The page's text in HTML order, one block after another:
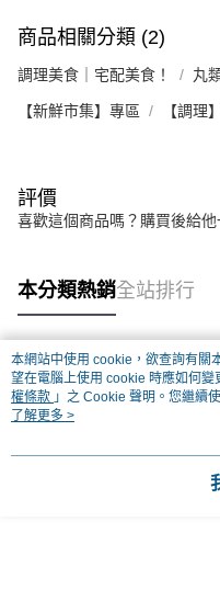
商品相關分類 (2)
調理美食｜宅配美食！ 丸
【新鮮市集】專區 【調理
評價
喜歡這個商品嗎？購買後給
本分類熱銷全站排行
熱門標籤
本網站中使用 cookie，欲查詢有關
望在電腦上使用 cookie 時應如何
權條款 」之 Cookie 聲明。您繼續
用條款之 Cookie 聲明使用 cookie。
了解更多 >